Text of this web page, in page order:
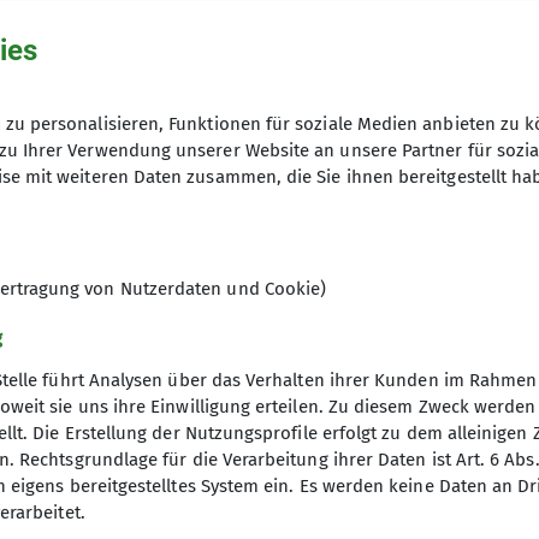
17 und 25 Kilometer - die Teilnahme ist kostenfrei!
Tourenprogramm Outdoor
Unsere Partner
personalisieren, Funktionen für soziale Medien anbieten zu
Ihrer Verwendung unserer Website an unsere Partner für
mit weiteren Daten zusammen, die Sie ihnen bereitgestellt
von Nutzerdaten und Cookie)
führt Analysen über das Verhalten ihrer Kunden im
sie uns ihre Einwilligung erteilen. Zu diesem Zweck
Die Erstellung der Nutzungsprofile erfolgt zu dem alleinigen
Rechtsgrundlage für die Verarbeitung ihrer Daten ist Art. 6
eigens bereitgestelltes System ein. Es werden keine Daten an